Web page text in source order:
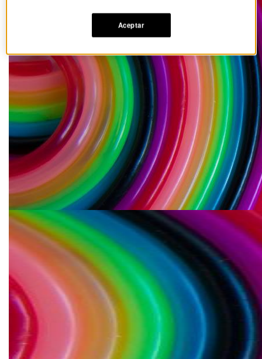
Aceptar